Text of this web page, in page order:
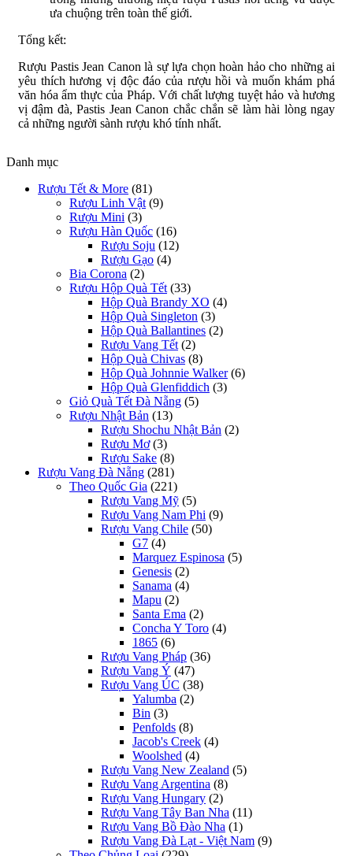
ưa chuộng trên toàn thế giới.
Tổng kết:
Rượu Pastis Jean Canon là sự lựa chọn hoàn hảo cho những ai
yêu thích hương vị độc đáo của rượu hồi và muốn khám phá
văn hóa ẩm thực của Pháp. Với chất lượng tuyệt hảo và hương
vị đậm đà, Pastis Jean Canon chắc chắn sẽ làm hài lòng ngay
cả những người sành rượu khó tính nhất.
Danh mục
Rượu Tết & More (81)
Rượu Linh Vật (9)
Rượu Mini (3)
Rượu Hàn Quốc (16)
Rượu Soju (12)
Rượu Gạo (4)
Bia Corona (2)
Rượu Hộp Quà Tết (33)
Hộp Quà Brandy XO (4)
Hộp Quà Singleton (3)
Hộp Quà Ballantines (2)
Rượu Vang Tết (2)
Hộp Quà Chivas (8)
Hộp Quà Johnnie Walker (6)
Hộp Quà Glenfiddich (3)
Giỏ Quà Tết Đà Nẵng (5)
Rượu Nhật Bản (13)
Rượu Shochu Nhật Bản (2)
Rượu Mơ (3)
Rượu Sake (8)
Rượu Vang Đà Nẵng (281)
Theo Quốc Gia (221)
Rượu Vang Mỹ (5)
Rượu Vang Nam Phi (9)
Rượu Vang Chile (50)
G7 (4)
Marquez Espinosa (5)
Genesis (2)
Sanama (4)
Mapu (2)
Santa Ema (2)
Concha Y Toro (4)
1865 (6)
Rượu Vang Pháp (36)
Rượu Vang Ý (47)
Rượu Vang ÚC (38)
Yalumba (2)
Bin (3)
Penfolds (8)
Jacob's Creek (4)
Woolshed (4)
Rượu Vang New Zealand (5)
Rượu Vang Argentina (8)
Rượu Vang Hungary (2)
Rượu Vang Tây Ban Nha (11)
Rượu Vang Bồ Đào Nha (1)
Rượu Vang Đà Lạt - Việt Nam (9)